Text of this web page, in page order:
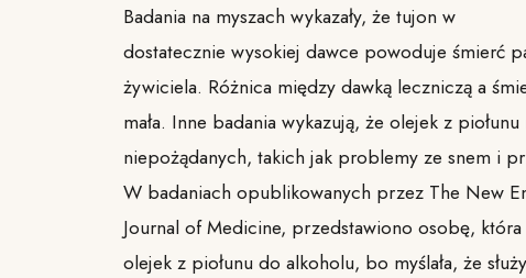
Badania na myszach wykazały, że tujon w
dostatecznie wysokiej dawce powoduje śmierć
żywiciela. Różnica między dawką leczniczą a
mała. Inne badania wykazują, że olejek z piołunu
niepożądanych, takich jak problemy ze snem i
W badaniach opublikowanych przez The New
Journal of Medicine, przedstawiono osobę, która
olejek z piołunu do alkoholu, bo myślała, że